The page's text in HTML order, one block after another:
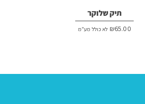
תיק שלוקר
₪65.00 לא כולל מע"מ